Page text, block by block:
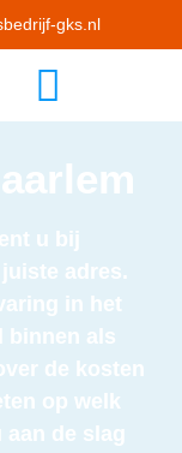
gks.nl
u bij
adres.
in het
binnen als
de kosten
op welk
de slag